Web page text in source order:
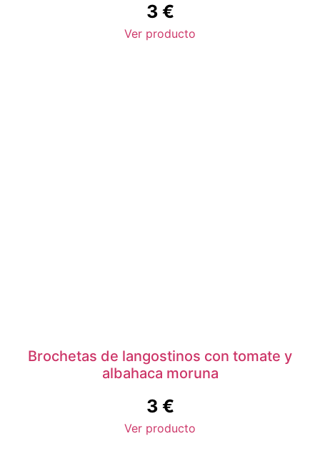
3 €
Ver producto
Brochetas de langostinos con tomate y
albahaca moruna
3 €
Ver producto